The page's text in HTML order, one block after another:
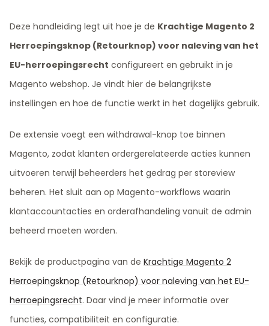
Deze handleiding legt uit hoe je de Krachtige Magento 2
Herroepingsknop (Retourknop) voor naleving van het
EU-herroepingsrecht configureert en gebruikt in je
Magento webshop. Je vindt hier de belangrijkste
instellingen en hoe de functie werkt in het dagelijks gebruik.
De extensie voegt een withdrawal-knop toe binnen
Magento, zodat klanten ordergerelateerde acties kunnen
uitvoeren terwijl beheerders het gedrag per storeview
beheren. Het sluit aan op Magento-workflows waarin
klantaccountacties en orderafhandeling vanuit de admin
beheerd moeten worden.
Bekijk de productpagina van de Krachtige Magento 2
Herroepingsknop (Retourknop) voor naleving van het EU-
herroepingsrecht. Daar vind je meer informatie over
functies, compatibiliteit en configuratie.